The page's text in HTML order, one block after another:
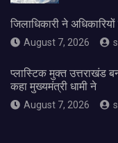
जिलाधिकारी ने
August 7, 2026
प्लास्टिक मुक्त उत्तराखंड
कहा मुख्यमंत्री धामी ने
August 7, 2026